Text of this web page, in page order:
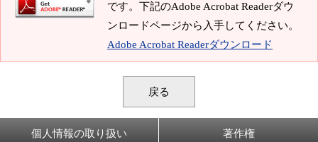
です。下記のAdobe Acrobat Readerダウ
ンロードページから入手してください。
Adobe Acrobat Readerダウンロード
戻る
個人情報の取り扱い 著作権